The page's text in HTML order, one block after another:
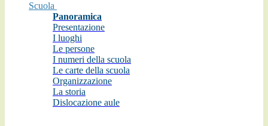
Scuola
Panoramica
Presentazione
I luoghi
Le persone
I numeri della scuola
Le carte della scuola
Organizzazione
La storia
Dislocazione aule